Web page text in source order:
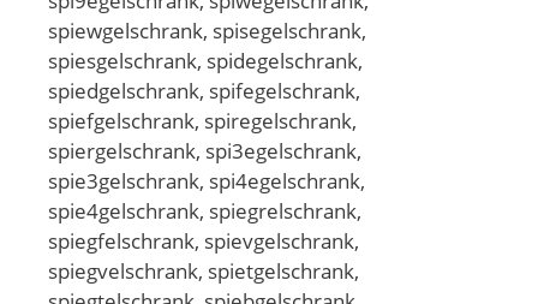
spiewgelschrank, spisegelschrank,
spiesgelschrank, spidegelschrank,
spiedgelschrank, spifegelschrank,
spiefgelschrank, spiregelschrank,
spiergelschrank, spi3egelschrank,
spie3gelschrank, spi4egelschrank,
spie4gelschrank, spiegrelschrank,
spiegfelschrank, spievgelschrank,
spiegvelschrank, spietgelschrank,